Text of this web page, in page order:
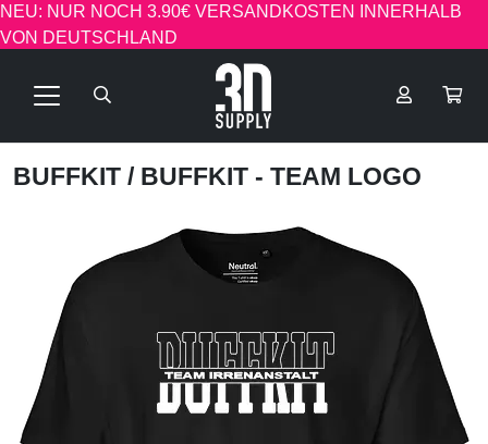
NEU: NUR NOCH 3.90€ VERSANDKOSTEN INNERHALB
VON DEUTSCHLAND
BUFFKIT / BUFFKIT - TEAM LOGO